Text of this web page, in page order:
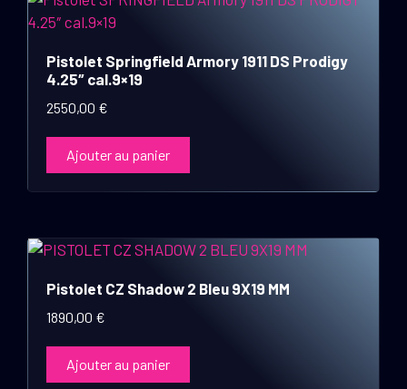
Pistolet Springfield Armory 1911 DS Prodigy
4.25″ cal.9×19
2550,00 €
Ajouter au panier
Pistolet CZ Shadow 2 Bleu 9X19 MM
1890,00 €
Ajouter au panier